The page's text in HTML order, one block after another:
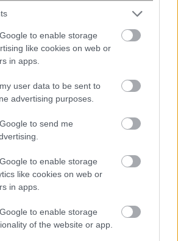
to enable storage
like cookies on web or
in apps.
user data to be sent to
advertising purposes.
to send me
to enable storage
like cookies on web or
in apps.
to enable storage
of the website or app.
NETWORK